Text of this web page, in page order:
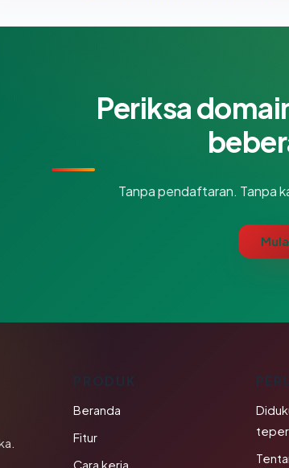
Periksa
Tanpa pendaftaran. Tanpa
Beranda
Fitur
Cara kerja